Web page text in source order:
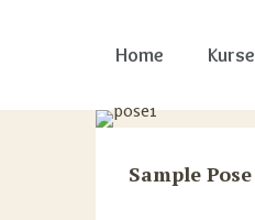
Home Kurse
Sample Pose